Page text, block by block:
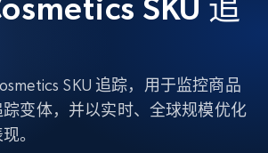
SKU 追
SKU 追踪，用于监控商品
变体，并以实时、全球规模优化
。